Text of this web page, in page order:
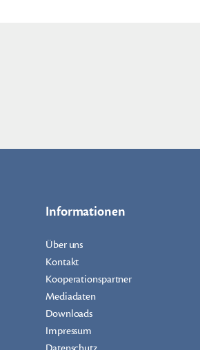
Informationen
Über uns
Kontakt
Kooperationspartner
Mediadaten
Downloads
Impressum